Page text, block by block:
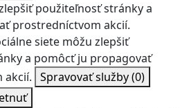
použiteľnosť stránky a
prostredníctvom akcií.
siete môžu zlepšiť
a pomôcť ju propagovať
akcií. Spravovať služby(0)